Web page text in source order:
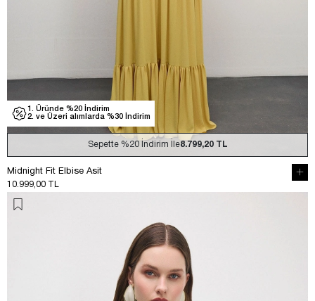
1. Üründe %20 İndirim
2. ve Üzeri alımlarda %30 İndirim
Sepette %20 İndirim İle8.799,20 TL
Midnight Fit Elbise Asit
10.999,00 TL